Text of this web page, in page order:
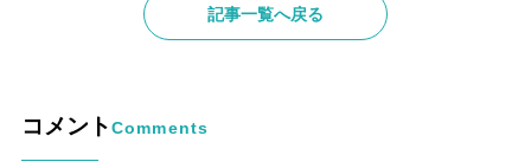
記事一覧へ戻る
コメントComments